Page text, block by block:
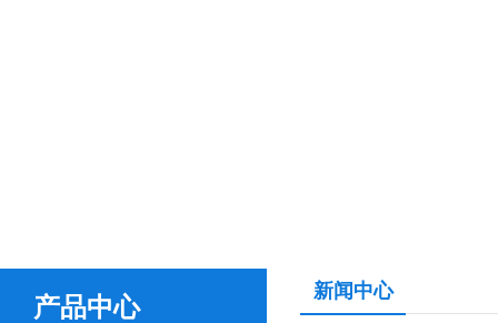
产品中心
新闻中心